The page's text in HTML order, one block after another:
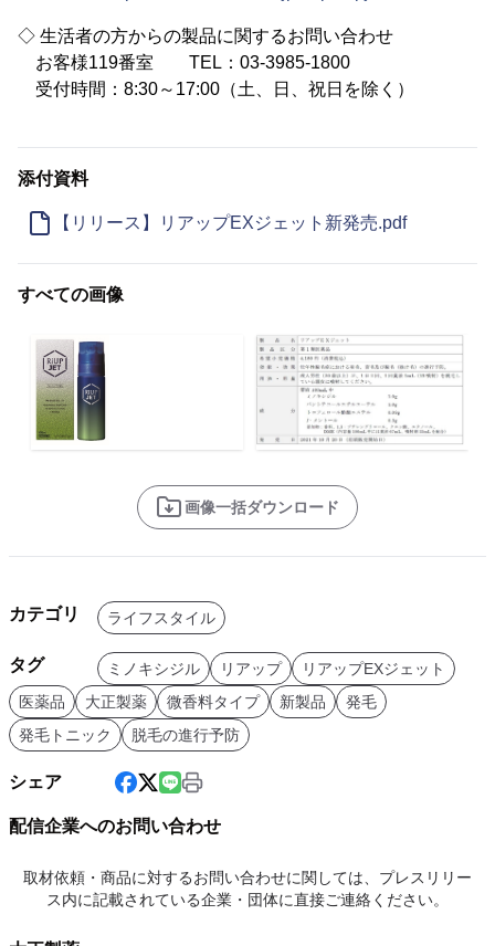
◇ 生活者の方からの製品に関するお問い合わせ
お客様119番室 TEL：03-3985-1800
受付時間：8:30～17:00（土、日、祝日を除く）
添付資料
【リリース】リアップEXジェット新発売.pdf
すべての画像
画像一括ダウンロード
カテゴリ ライフスタイル
タグ ミノキシジル リアップ
リアップEXジェット
医薬品
大正製薬 微香料タイプ 新製品
発毛
発毛トニック
脱毛の進行予防
シェア
配信企業へのお問い合わせ
取材依頼・商品に対するお問い合わせに関しては、プレスリリー
ス内に記載されている企業・団体に直接ご連絡ください。